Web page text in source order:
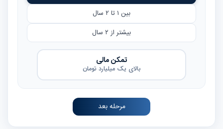
بین ۱ تا ۲ سال
بیشتر از ۲ سال
تمکن مالی
بالای یک میلیارد تومان
مرحله بعد